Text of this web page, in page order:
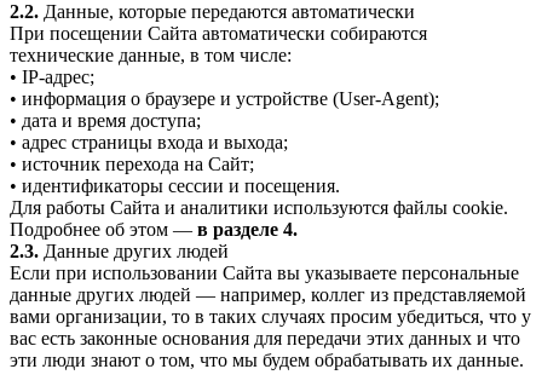
2.2. Данные, которые передаются автоматически
При посещении Сайта автоматически собираются
технические данные, в том числе:
• IP-адрес;
• информация о браузере и устройстве (User-Agent);
• дата и время доступа;
• адрес страницы входа и выхода;
• источник перехода на Сайт;
• идентификаторы сессии и посещения.
Для работы Сайта и аналитики используются файлы cookie.
Подробнее об этом — в разделе 4.
2.3. Данные других людей
Если при использовании Сайта вы указываете персональные
данные других людей — например, коллег из представляемой
вами организации, то в таких случаях просим убедиться, что у
вас есть законные основания для передачи этих данных и что
эти люди знают о том, что мы будем обрабатывать их данные.